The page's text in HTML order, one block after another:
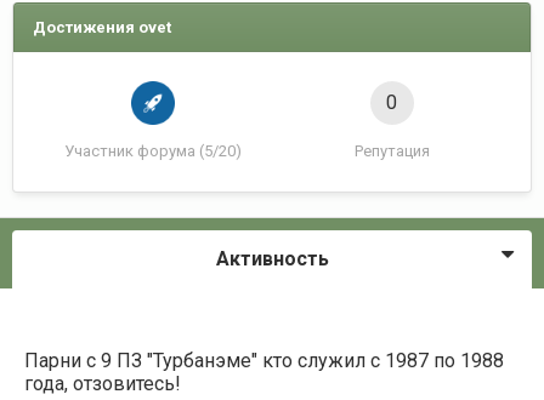
Достижения ovet
Участник форума (5/20)
0
Репутация
Активность
Парни с 9 ПЗ "Турбанэме" кто служил с 1987 по 1988
года, отзовитесь!